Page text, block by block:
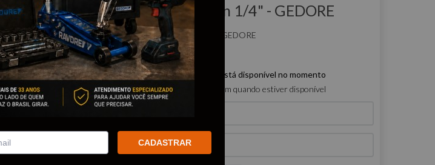
Chave Allen 1/4" - GEDORE
421/4 GEDORE
Este produto não está disponível no momento
Quero que me avisem quando estiver disponível
CADASTRAR